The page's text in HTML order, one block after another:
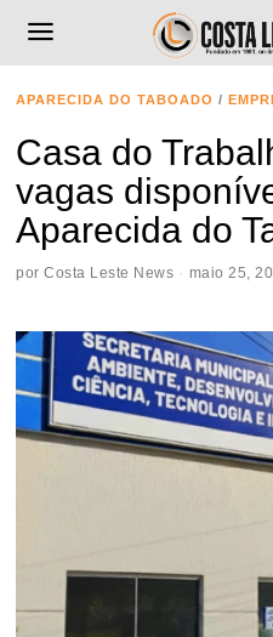
APARECIDA DO TABOADO /
Casa do
vagas
Aparecida do
porCosta Leste News maio 25,